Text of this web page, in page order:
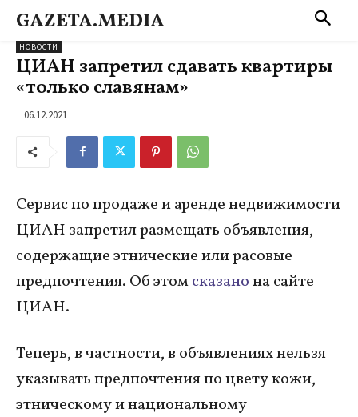
GAZETA.MEDIA
НОВОСТИ
ЦИАН запретил сдавать квартиры
«только славянам»
06.12.2021
Сервис по продаже и аренде недвижимости
ЦИАН запретил размещать объявления,
содержащие этнические или расовые
предпочтения. Об этомсказанона сайте
ЦИАН.
Теперь, в частности, в объявлениях нельзя
указывать предпочтения по цвету кожи,
этническому и национальному